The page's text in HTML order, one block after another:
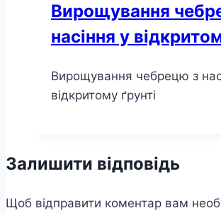
Вирощування
насіння у
Вирощування чебрецю з
відкритому ґрунті
Залишити відповідь
Щоб відправити коментар вам